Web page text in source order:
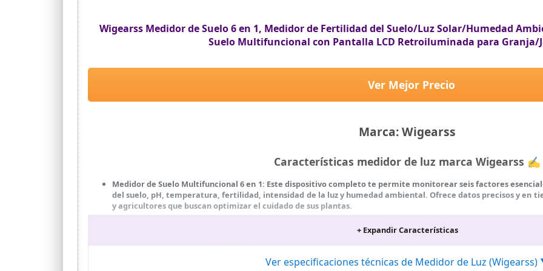
Wigearss Medidor de Suelo 6 en 1, Medidor de Fertilidad del Suelo/Luz Solar/Humedad
Suelo Multifuncional con Pantalla LCD Retroiluminada para Granja/
Marca: Wigearss
Ver Mejor Precio
Características medidor de luz marca Wigearss ✍
Medidor de Suelo Multifuncional 6 en 1: Este dispositivo completo te permite monitorear seis factores
del suelo, pH, temperatura, fertilidad, intensidad de la luz y humedad ambiental. Ofrece datos precisos y en
y agricultores que buscan optimizar el cuidado de sus plantas.
este medidor garantiza resultados rápidos y fiables. Solo inserta la sonda y espera unos segundos para obtener
Pantalla LCD HD: El medidor de suelo cuenta con una pantalla LCD de alta definición, que asegura la
brillante como en ambientes oscuros, siendo ideal para su uso en interiores, exteriores o invernaderos.
+ Expandir Características
Ver especificaciones técnicas de Medidor de Luz (Wigearss)